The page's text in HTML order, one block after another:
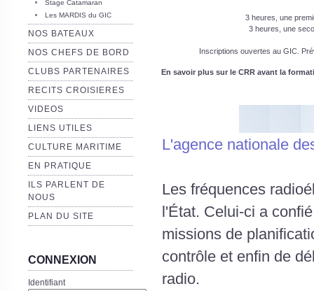
Stage Catamaran
Les MARDIS du GIC
NOS BATEAUX
NOS CHEFS DE BORD
CLUBS PARTENAIRES
RECITS CROISIERES
VIDEOS
LIENS UTILES
CULTURE MARITIME
EN PRATIQUE
ILS PARLENT DE
NOUS
PLAN DU SITE
CONNEXION
Identifiant
3 heures, une
3 heures, une
Inscriptions ouvertes au GIC.
En savoir plus sur le CRR avant la
L'agence nationale
Les fréquences
l'État. Celui-ci a
missions de
contrôle et enfin de
radio.